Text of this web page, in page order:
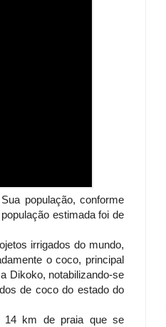
população, conforme
estimada foi de
irrigados do mundo,
o coco, principal
Dikoko, notabilizando-se
de coco do estado do
14 km de praia que se